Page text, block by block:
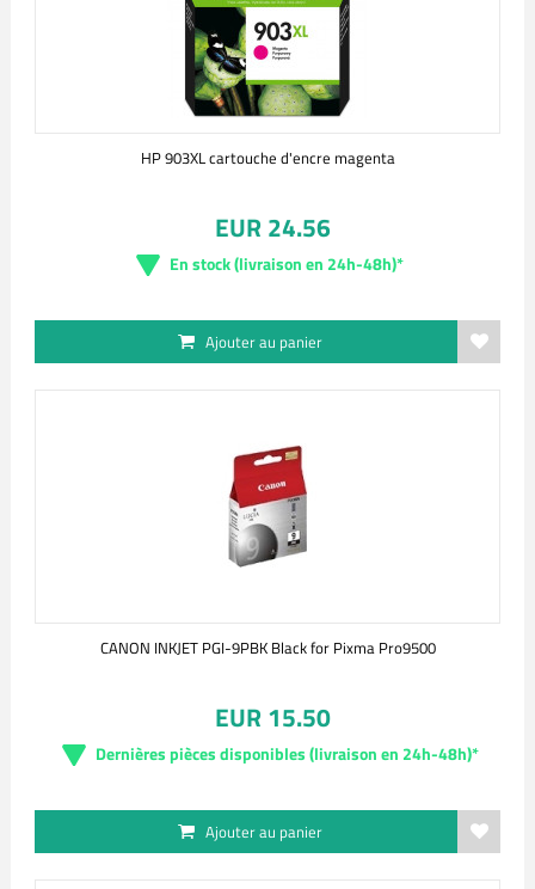
HP 903XL cartouche d'encre magenta
EUR 24.56
En stock (livraison en 24h-48h)*
Ajouter au panier
CANON INKJET PGI-9PBK Black for Pixma Pro9500
EUR 15.50
Dernières pièces disponibles (livraison en 24h-48h)*
Ajouter au panier